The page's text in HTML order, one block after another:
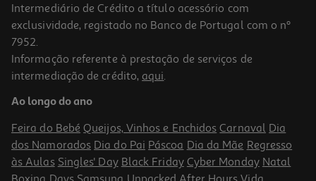
Garrafa Para Máquina Soda Qilive 2x 1lt
13.99 €/un
13,99 €
Intermediário de Crédito a título acessório com
exclusividade, registado no Banco de Portugal com o nº
7952.
Informação referente à prestação de serviços de
intermediação de crédito, aqui.
Ao longo do ano
Feira do Bebé Queijos, Vinhos e Enchidos Carnaval Dia
dos Namorados Dia do Pai Páscoa Dia da Mãe Regresso
às Aulas Singles' Day Black Friday Cyber Monday Natal